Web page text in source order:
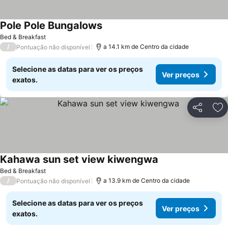
Bed & Breakfast
Pole Pole BungalowsVer preços
/ Pontuação não disponível a 14.1 km de Centro da cidade
Selecione as datas para ver os preços
exatos.
Ver preços
Partilhar
Bed & Breakfast
Kahawa sun set view kiwengwa
/ Pontuação não disponível a 13.9 km de Centro da cidade
Selecione as datas para ver os preços
exatos.
Ver preços